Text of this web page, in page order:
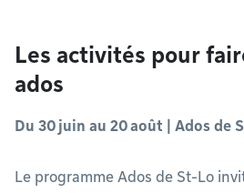
Les activités pour
ados
Du 30 juin au 20 août | Ados de
Le programme Ados de St-Lo